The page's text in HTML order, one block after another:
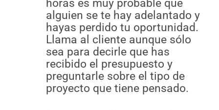
horas es muy probable que
alguien se te hay adelantado y
hayas perdido tu oportunidad.
Llama al cliente aunque sólo
sea para decirle que has
recibido el presupuesto y
preguntarle sobre el tipo de
proyecto que tiene pensado.